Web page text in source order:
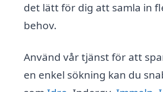
det lätt för dig att samla in
behov.
Använd vår tjänst för att
en enkel sökning kan du